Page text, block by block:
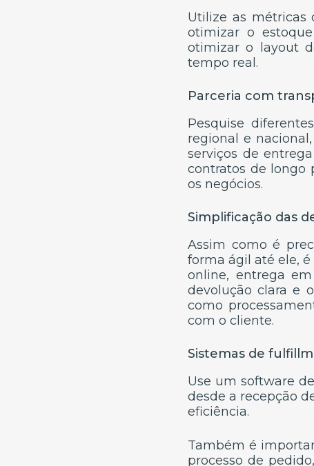
Utilize as métricas
otimizar o
otimizar o layout
tempo real.
Parceria com
Pesquise
regional e
serviços de
contratos de longo
os negócios.
Simplificação das
Assim como é
forma ágil até ele,
online, entrega
devolução clara e
como
com o cliente.
Sistemas de
Use um software
desde a recepção
eficiência.
Também é
processo de